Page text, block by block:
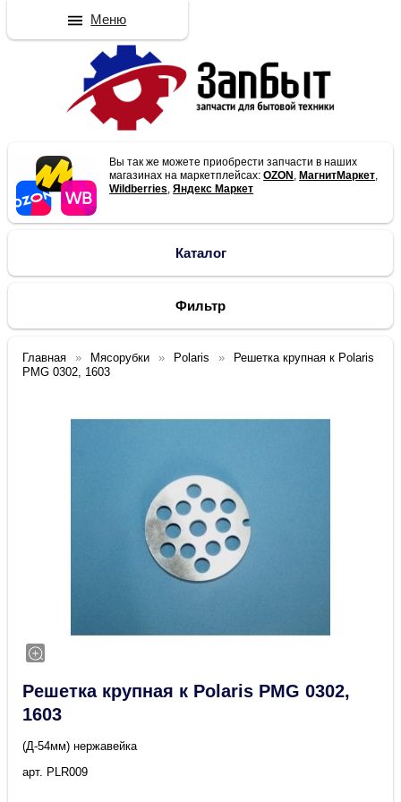
Вы так же можете приобрести запчасти в наших
магазинах на маркетплейсах:OZON , МагнитМаркет,
Wildberries,Яндекс Маркет
Каталог
Фильтр
Главная Мясорубки Polaris
Решетка крупная к Polaris
PMG 0302, 1603
Решетка крупная к Polaris PMG 0302,
1603
(Д-54мм) нержавейка
арт. PLR009
Меню